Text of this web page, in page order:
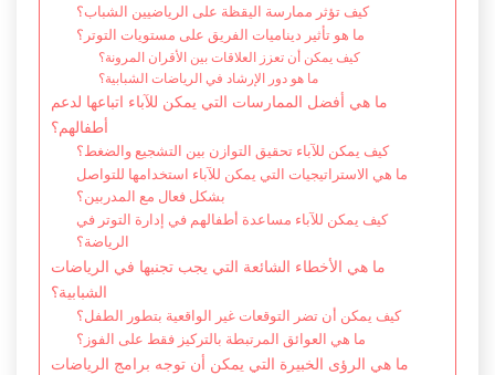
كيف تؤثر ممارسة اليقظة على الرياضيين الشباب؟
ما هو تأثير ديناميات الفريق على مستويات التوتر؟
كيف يمكن أن تعزز العلاقات بين الأقران المرونة؟
ما هو دور الإرشاد في الرياضات الشبابية؟
ما هي أفضل الممارسات التي يمكن للآباء اتباعها لدعم
أطفالهم؟
كيف يمكن للآباء تحقيق التوازن بين التشجيع والضغط؟
ما هي الاستراتيجيات التي يمكن للآباء استخدامها للتواصل
بشكل فعال مع المدربين؟
كيف يمكن للآباء مساعدة أطفالهم في إدارة التوتر في
الرياضة؟
ما هي الأخطاء الشائعة التي يجب تجنبها في الرياضات
الشبابية؟
كيف يمكن أن تضر التوقعات غير الواقعية بتطور الطفل؟
ما هي العوائق المرتبطة بالتركيز فقط على الفوز؟
ما هي الرؤى الخبيرة التي يمكن أن توجه برامج الرياضات